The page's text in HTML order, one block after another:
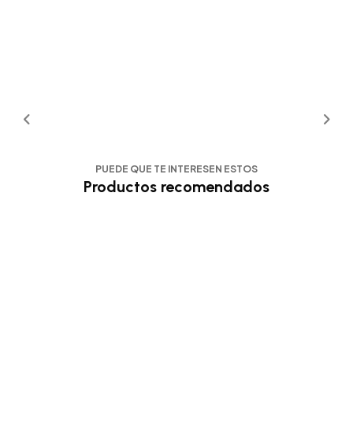
PUEDE QUE TE INTERESEN ESTOS
Productos recomendados